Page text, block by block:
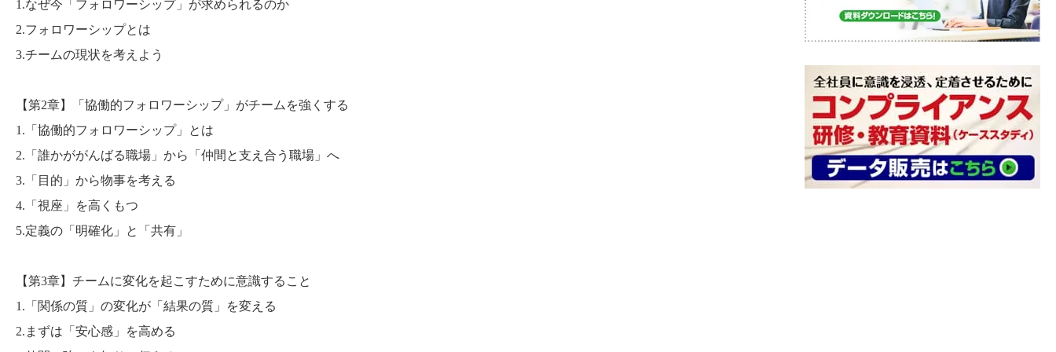
1.なぜ今「フォロワーシップ」が求められるのか
2.フォロワーシップとは
3.チームの現状を考えよう
【第2章】「協働的フォロワーシップ」がチームを強くする
1.「協働的フォロワーシップ」とは
2.「誰かががんばる職場」から「仲間と支え合う職場」へ
3.「目的」から物事を考える
4.「視座」を高くもつ
5.定義の「明確化」と「共有」
【第3章】チームに変化を起こすために意識すること
1.「関係の質」の変化が「結果の質」を変える
2.まずは「安心感」を高める